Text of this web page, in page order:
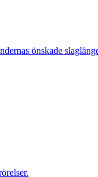
önskade